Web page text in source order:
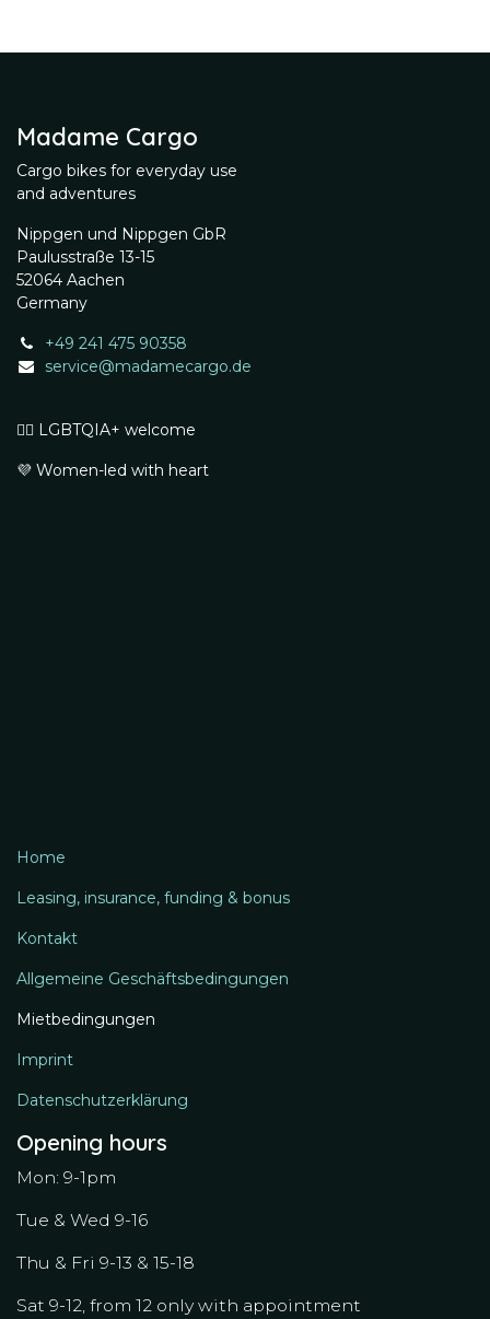
Madame Cargo
Cargo bikes for everyday use
and adventures
Nippgen und Nippgen GbR
Paulusstraße 13-15
52064 Aachen
Germany
+49 241 475 90358
service@madamecargo.de
🏳️‍🌈 LGBTQIA+ welcome
💜 Women-led with heart
Home
Leasing, insurance, funding & bonus
Kontakt
Allgemeine Geschäftsbedingungen
Mietbedingungen
Imprint
Datenschutzerklärung
Opening hours
Mon: 9-1pm
Tue & Wed 9-16
Thu & Fri 9-13 & 15-18
Sat 9-12, from 12 only with appointment